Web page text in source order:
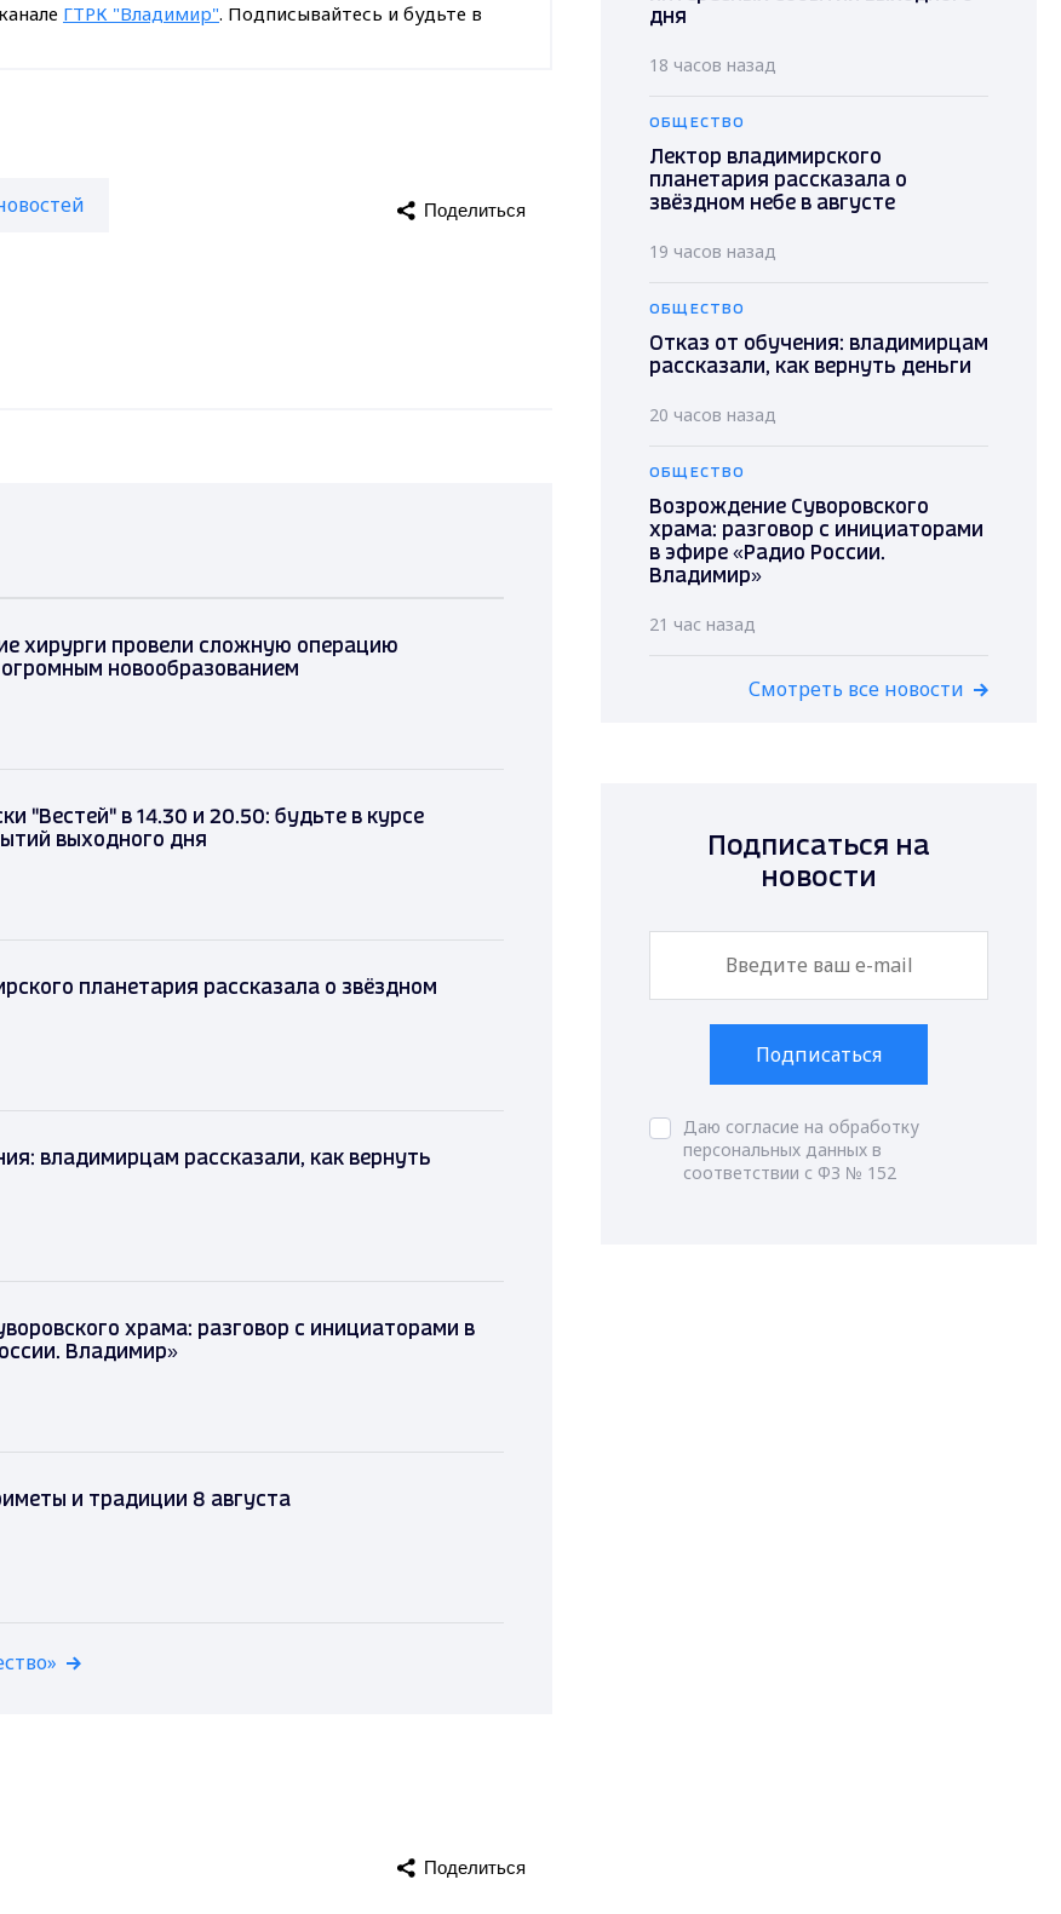
ГТРК "Владимир". Подписывайтесь и будьте в
Поделиться
хирурги провели сложную операцию
огромным новообразованием
"Вестей" в 14.30 и 20.50: будьте в курсе
выходного дня
планетария рассказала о звёздном
владимирцам рассказали, как вернуть
храма: разговор с инициаторами в
Владимир»
и традиции 8 августа
Поделиться
дня
18 часов назад
ОБЩЕСТВО
Лектор владимирского
планетария рассказала о
звёздном небе в августе
19 часов назад
ОБЩЕСТВО
Отказ от обучения: владимирцам
рассказали, как вернуть деньги
20 часов назад
ОБЩЕСТВО
Возрождение Суворовского
храма: разговор с инициаторами
в эфире «Радио России.
Владимир»
21 час назад
Смотреть все новости
Подписаться на
новости
Подписаться
Даю согласие на обработку
персональных данных в
соответствии с ФЗ № 152